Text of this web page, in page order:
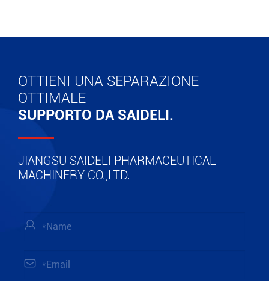
OTTIENI UNA SEPARAZIONE
OTTIMALE
SUPPORTO DA SAIDELI.
JIANGSU SAIDELI PHARMACEUTICAL
MACHINERY CO.,LTD.

